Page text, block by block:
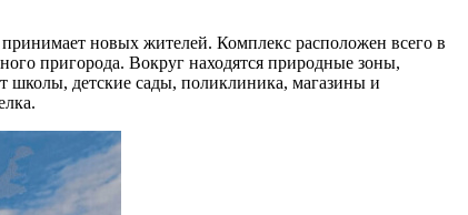
новых жителей. Комплекс расположен всего в
пригорода. Вокруг находятся природные зоны,
школы, детские сады, поликлиника, магазины и